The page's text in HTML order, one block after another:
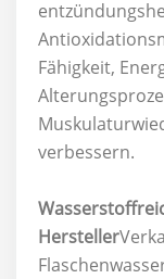
Fähigkeit,
verbessern.
Hersteller